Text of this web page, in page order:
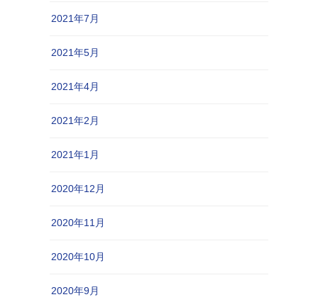
2021年7月
2021年5月
2021年4月
2021年2月
2021年1月
2020年12月
2020年11月
2020年10月
2020年9月